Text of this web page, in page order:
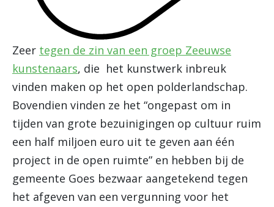
Zeer tegen de zin van een groep Zeeuwse
kunstenaars, die het kunstwerk inbreuk
vinden maken op het open polderlandschap.
Bovendien vinden ze het “ongepast om in
tijden van grote bezuinigingen op cultuur ruim
een half miljoen euro uit te geven aan één
project in de open ruimte” en hebben bij de
gemeente Goes bezwaar aangetekend tegen
het afgeven van een vergunning voor het